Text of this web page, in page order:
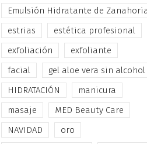
Emulsión Hidratante de
estrias
estética profesional
exfoliación
exfoliante
facial
gel aloe vera sin alcohol
HIDRATACIÓN
manicura
masaje
MED Beauty Care
NAVIDAD
oro